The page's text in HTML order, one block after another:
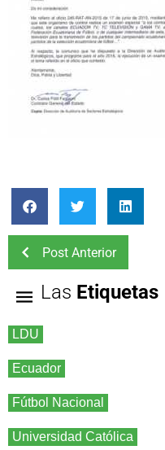
Post Anterior
Las Etiquetas
LDU
Ecuador
Fútbol Nacional
Universidad Católica